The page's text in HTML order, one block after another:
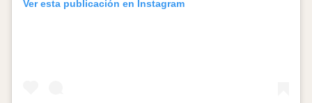
Ver esta publicación en Instagram